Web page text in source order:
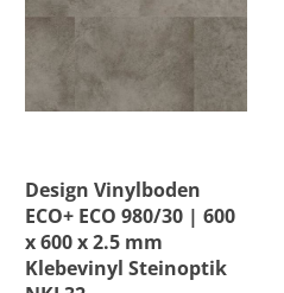
Design Vinylboden
ECO+ ECO 980/30 | 600
x 600 x 2.5 mm
Klebevinyl Steinoptik